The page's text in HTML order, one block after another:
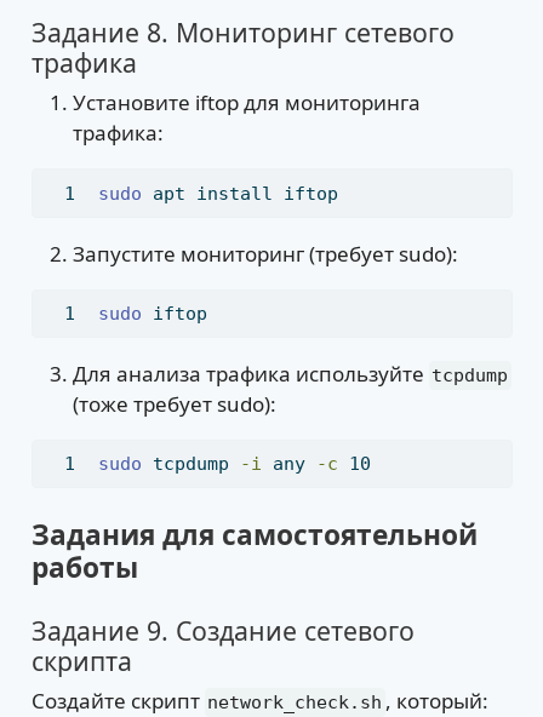
Задание 8. Мониторинг сетевого
трафика
Установите iftop для мониторинга
трафика:
sudo apt install iftop
Запустите мониторинг (требует sudo):
sudo iftop
Для анализа трафика используйте tcpdump
(тоже требует sudo):
sudo tcpdump -i any -c 10
Задания для самостоятельной
работы
Задание 9. Создание сетевого
скрипта
Создайте скрипт network_check.sh , который: